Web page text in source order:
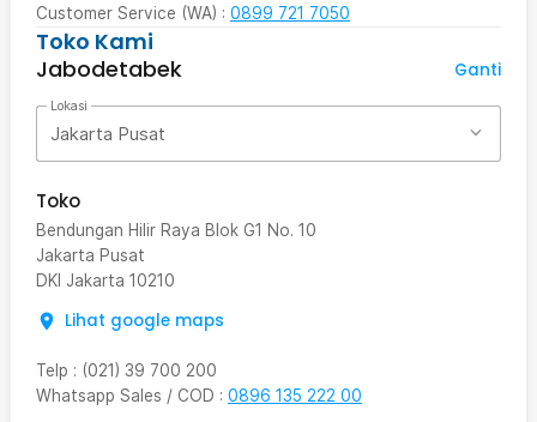
Customer Service (WA) : 0899 721 7050
Toko Kami
Jabodetabek
Ganti
Lokasi
Jakarta Pusat
Toko
Bendungan Hilir Raya Blok G1 No. 10
Jakarta Pusat
DKI Jakarta 10210
Lihat google maps
Telp : (021) 39 700 200
Whatsapp Sales / COD : 0896 135 222 00